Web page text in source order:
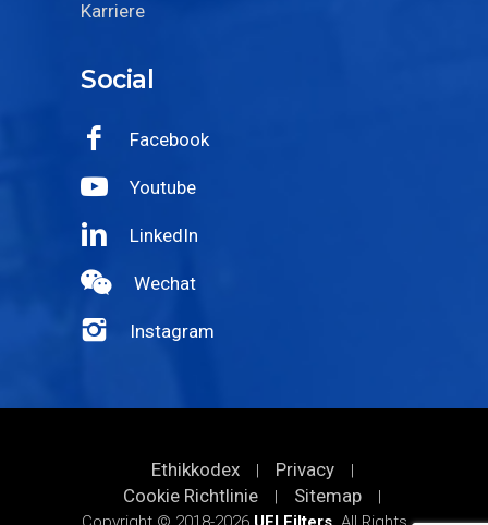
Karriere
Social
Facebook
Youtube
LinkedIn
Wechat
Instagram
Ethikkodex | Privacy |
Cookie Richtlinie | Sitemap
|